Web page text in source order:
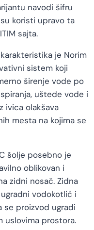
navodi šifru
koristi upravo ta
sajta.
je Norim
sistem koji
širenje vode po
uštede vode i
ivica olakšava
mesta na kojima se
šolje posebno je
oblikovan i
zidni nosač. Zidna
vodokotlić i
se proizvod ugradi
uslovima prostora.